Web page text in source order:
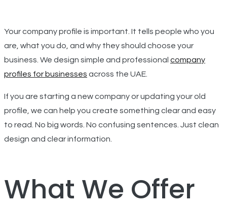
Your company profile is important. It tells people who you
are, what you do, and why they should choose your
business. We design simple and professional company
profiles for businesses across the UAE.
If you are starting a new company or updating your old
profile, we can help you create something clear and easy
to read. No big words. No confusing sentences. Just clean
design and clear information.
What We Offer